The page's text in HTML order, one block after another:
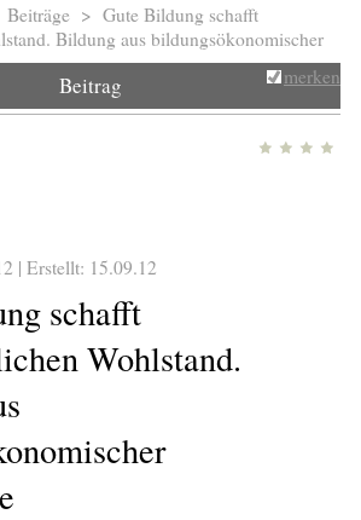
Beiträge > Gute Bildung schafft
Bildung aus bildungsökonomischer
Beitrag merken
| Erstellt: 15.09.12
schafft
Wohlstand.